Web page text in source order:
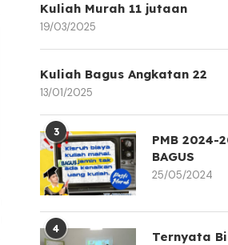
Kuliah Murah 11 jutaan
19/03/2025
Kuliah Bagus Angkatan 22
13/01/2025
3
PMB 2024-
BAGUS
25/05/2024
4
Ternyata